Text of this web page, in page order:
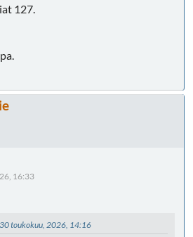
127.
16:33
toukokuu, 2026, 14:16